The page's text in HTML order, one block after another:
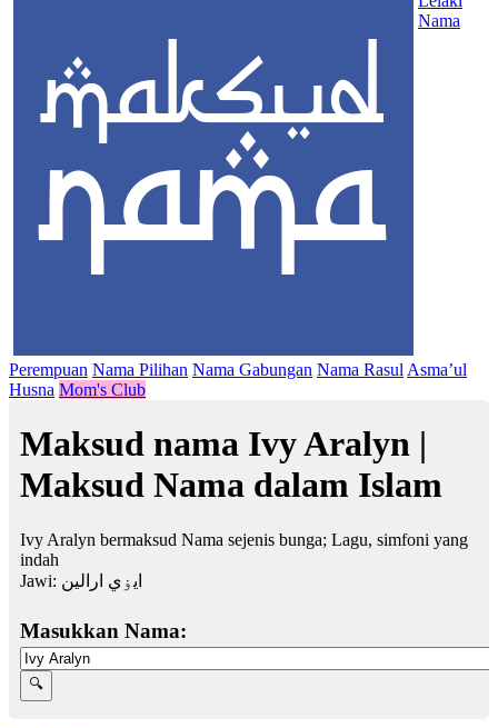
Nama
Perempuan Nama Pilihan Nama Gabungan Nama Rasul Asma’ul
Husna Mom's Club
Maksud nama Ivy Aralyn |
Maksud Nama dalam Islam
Ivy Aralyn bermaksud Nama sejenis bunga; Lagu, simfoni yang
indah
Jawi: ايۏي ارالين
Masukkan Nama: